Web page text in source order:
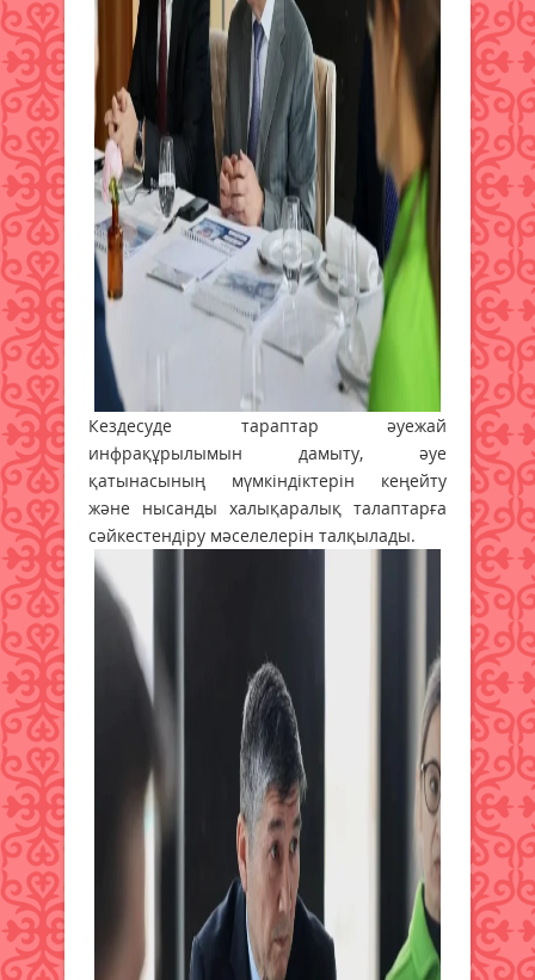
Кездесуде тараптар әуежай
инфрақұрылымын дамыту, әуе
қатынасының мүмкіндіктерін кеңейту
және нысанды халықаралық талаптарға
сәйкестендіру мәселелерін талқылады.